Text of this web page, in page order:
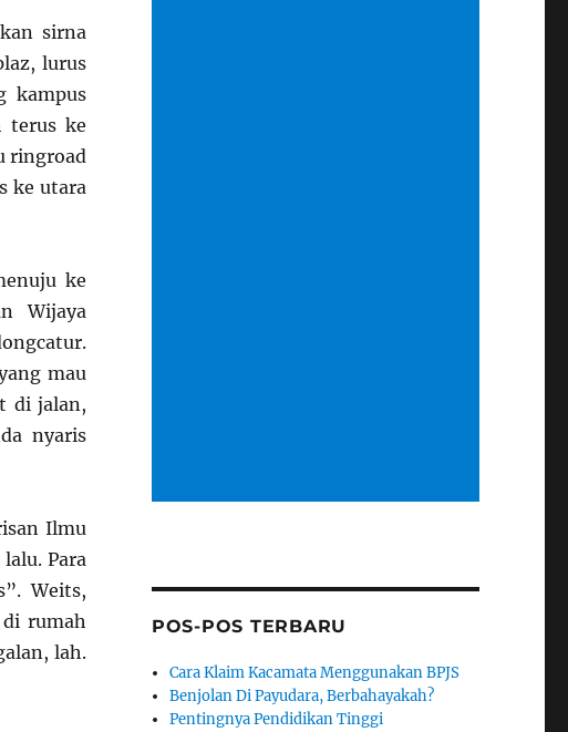
sirna
lurus
kampus
terus ke
ringroad
ke utara
ke
Wijaya
mau
di jalan,
nyaris
Ilmu
Para
Weits,
rumah
lah.
POS-POS TERBARU
Cara Klaim Kacamata Menggunakan BPJS
Benjolan Di Payudara, Berbahayakah?
Pentingnya Pendidikan Tinggi